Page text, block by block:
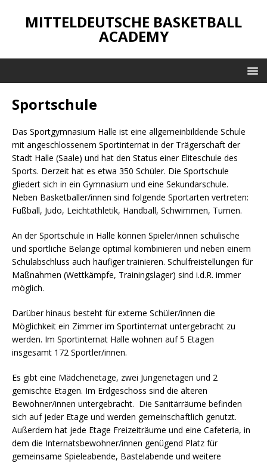
MITTELDEUTSCHE BASKETBALL
ACADEMY
Sportschule
Das Sportgymnasium Halle ist eine allgemeinbildende Schule
mit angeschlossenem Sportinternat in der Trägerschaft der
Stadt Halle (Saale) und hat den Status einer Eliteschule des
Sports. Derzeit hat es etwa 350 Schüler. Die Sportschule
gliedert sich in ein Gymnasium und eine Sekundarschule.
Neben Basketballer/innen sind folgende Sportarten vertreten:
Fußball, Judo, Leichtathletik, Handball, Schwimmen, Turnen.
An der Sportschule in Halle können Spieler/innen schulische
und sportliche Belange optimal kombinieren und neben einem
Schulabschluss auch häufiger trainieren. Schulfreistellungen für
Maßnahmen (Wettkämpfe, Trainingslager) sind i.d.R. immer
möglich.
Darüber hinaus besteht für externe Schüler/innen die
Möglichkeit ein Zimmer im Sportinternat untergebracht zu
werden. Im Sportinternat Halle wohnen auf 5 Etagen
insgesamt 172 Sportler/innen.
Es gibt eine Mädchenetage, zwei Jungenetagen und 2
gemischte Etagen. Im Erdgeschoss sind die älteren
Bewohner/innen untergebracht. Die Sanitärräume befinden
sich auf jeder Etage und werden gemeinschaftlich genutzt.
Außerdem hat jede Etage Freizeiträume und eine Cafeteria, in
dem die Internatsbewohner/innen genügend Platz für
gemeinsame Spieleabende, Bastelabende und weitere